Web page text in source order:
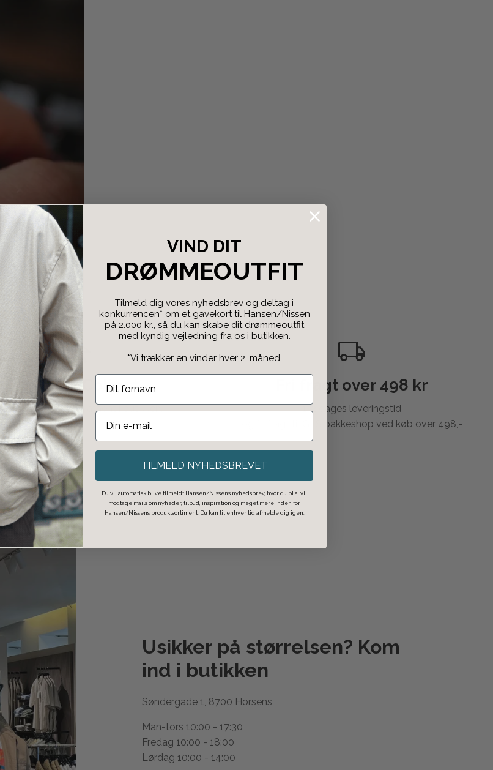
Click & Collect
Bestil på nettet og afhent i butikken.
Fri fragt over 498 kr
1-2 dages leveringstid
og fri fragt til GLS pakkeshop ved køb over 498,-
Usikker på størrelsen? Kom
ind i butikken
Søndergade 1, 8700 Horsens
Man-tors 10:00 - 17:30
Fredag 10:00 - 18:00
Lørdag 10:00 - 14:00
VIND DIT
DRØMMEOUTFIT
Tilmeld dig vores nyhedsbrev og deltag i
konkurrencen* om et gavekort til Hansen/Nissen
på 2.000 kr., så du kan skabe dit drømmeoutfit
med kyndig vejledning fra os i butikken.
*Vi trækker en vinder hver 2. måned.
TILMELD NYHEDSBREVET
Du vil automatisk blive tilmeldt Hansen/Nissens nyhedsbrev, hvor du bl.a. vil
modtage mails om nyheder, tilbud, inspiration og meget mere inden for
Hansen/Nissens produktsortiment. Du kan til enhver tid afmelde dig igen.